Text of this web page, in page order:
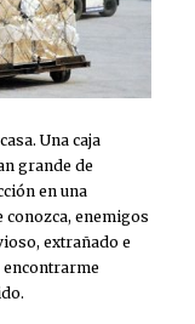
Una caja
grande de
en una
conozca, enemigos
extrañado e
encontrarme